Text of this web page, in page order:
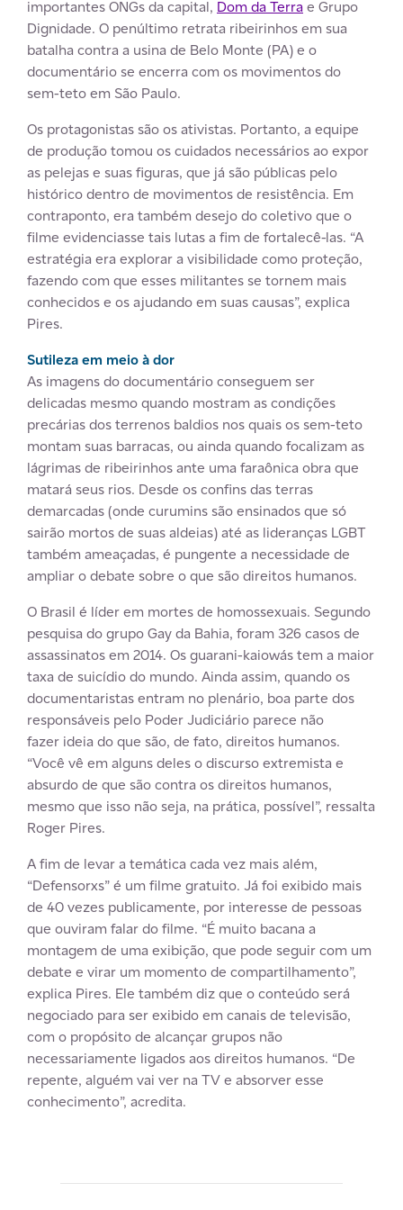
importantes ONGs da capital, Dom da Terrae Grupo
Dignidade. O penúltimo retrata ribeirinhos em sua
batalha contra a usina de Belo Monte (PA) e o
documentário se encerra com os movimentos do
sem-teto em São Paulo.
Os protagonistas são os ativistas. Portanto, a equipe
de produção tomou os cuidados necessários ao expor
as pelejas e suas figuras, que já são públicas pelo
histórico dentro de movimentos de resistência. Em
contraponto, era também desejo do coletivo que o
filme evidenciasse tais lutas a fim de fortalecê-las. “A
estratégia era explorar a visibilidade como proteção,
fazendo com que esses militantes se tornem mais
conhecidos e os ajudando em suas causas”, explica
Pires.
Sutileza em meio à dor
As imagens do documentário conseguem ser
delicadas mesmo quando mostram as condições
precárias dos terrenos baldios nos quais os sem-teto
montam suas barracas, ou ainda quando focalizam as
lágrimas de ribeirinhos ante uma faraônica obra que
matará seus rios. Desde os confins das terras
demarcadas (onde curumins são ensinados que só
sairão mortos de suas aldeias) até as lideranças LGBT
também ameaçadas, é pungente a necessidade de
ampliar o debate sobre o que são direitos humanos.
O Brasil é líder em mortes de homossexuais. Segundo
pesquisa do grupo Gay da Bahia, foram 326 casos de
assassinatos em 2014. Os guarani-kaiowás tem a maior
taxa de suicídio do mundo. Ainda assim, quando os
documentaristas entram no plenário, boa parte dos
responsáveis pelo Poder Judiciário parece não
fazer ideia do que são, de fato, direitos humanos.
“Você vê em alguns deles o discurso extremista e
absurdo de que são contra os direitos humanos,
mesmo que isso não seja, na prática, possível”, ressalta
Roger Pires.
A fim de levar a temática cada vez mais além,
“Defensorxs” é um filme gratuito. Já foi exibido mais
de 40 vezes publicamente, por interesse de pessoas
que ouviram falar do filme. “É muito bacana a
montagem de uma exibição, que pode seguir com um
debate e virar um momento de compartilhamento”,
explica Pires. Ele também diz que o conteúdo será
negociado para ser exibido em canais de televisão,
com o propósito de alcançar grupos não
necessariamente ligados aos direitos humanos. “De
repente, alguém vai ver na TV e absorver esse
conhecimento”, acredita.